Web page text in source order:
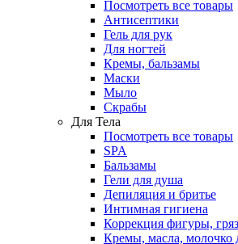
Посмотреть все товары
Антисептики
Гель для рук
Для ногтей
Кремы, бальзамы
Маски
Мыло
Скрабы
Для Тела
Посмотреть все товары
SPA
Бальзамы
Гели для душа
Депиляция и бритье
Интимная гигиена
Коррекция фигуры,
Кремы, масла, молочко